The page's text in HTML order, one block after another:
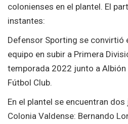
colonienses en el plantel. El
instantes:
Defensor Sporting se convirtió
equipo en subir a Primera
temporada 2022 junto a Albión
Fútbol Club.
En el plantel se encuentran
Colonia Valdense: Bernando